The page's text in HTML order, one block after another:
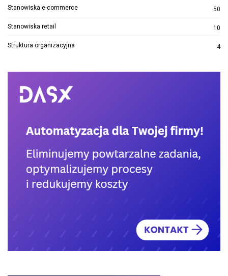
Stanowiska e-commerce 50
Stanowiska retail 10
Struktura organizacyjna 4